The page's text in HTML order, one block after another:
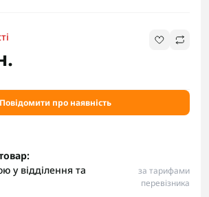
Повідомити про наявність
у відділення та
за тарифами
перевізника